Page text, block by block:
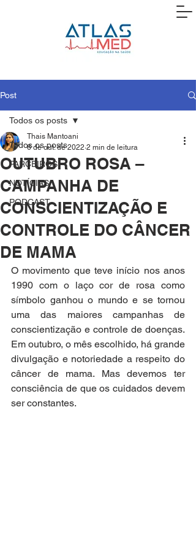
Post
Todos os posts
PARCEIROS
NOTÍCIAS
PODCAST
Todos os posts
OUTUBRO ROSA –
CAMPANHA DE
CONSCIENTIZAÇÃO E
CONTROLE DO CÂNCER
DE MAMA
Thais Mantoani
6 de out. de 2022 2 min de leitura
O movimento que teve início nos anos
1990 com o laço cor de rosa como
símbolo ganhou o mundo e se tornou
uma das maiores campanhas de
conscientização e controle de doenças.
Em outubro, o mês escolhido, há grande
divulgação e notoriedade a respeito do
câncer de mama. Mas devemos ter
consciência de que os cuidados devem
ser constantes.